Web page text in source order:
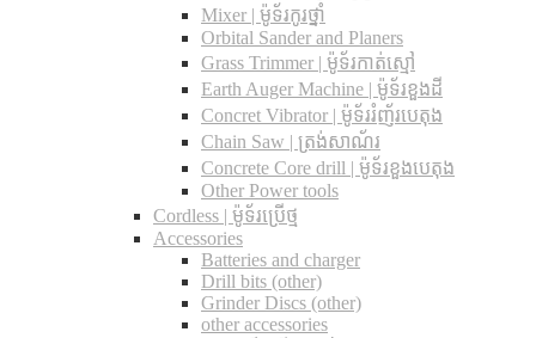
Mixer | ម៉ូទ័រកូរថ្នាំ
Orbital Sander and Planers
Grass Trimmer | ម៉ូទ័រកាត់ស្មៅ
Earth Auger Machine | ម៉ូទ័រខួងដី
Concret Vibrator | ម៉ូទ័ររំញ័របេតុង
Chain Saw | ត្រង់សាណ័រ
Concrete Core drill | ម៉ូទ័រខួងបេតុង
Other Power tools
Cordless​ | ម៉ូទ័រប្រើថ្ម
Accessories
Batteries and charger
Drill bits (other)
Grinder Discs (other)
other accessories